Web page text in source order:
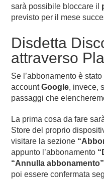
sarà possibile bloccare il
previsto per il mese
Disdetta
attraverso
Se l’abbonamento è
accountGoogle, invece,
passaggi che
La prima cosa da fare
Store del proprio
visitare la sezione
appunto l’abbonamento
“Annulla abbonamento”
poi essere confermata